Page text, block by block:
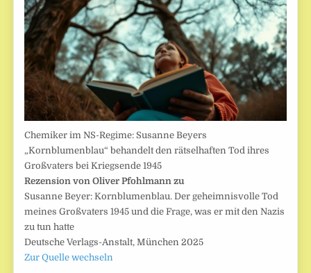
Chemiker im NS-Regime: Susanne Beyers
„Kornblumenblau“ behandelt den rätselhaften Tod ihres
Großvaters bei Kriegsende 1945
Rezension von Oliver Pfohlmann zu
Susanne Beyer: Kornblumenblau. Der geheimnisvolle Tod
meines Großvaters 1945 und die Frage, was er mit den Nazis
zu tun hatte
Deutsche Verlags-Anstalt, München 2025
Zur Quelle wechseln